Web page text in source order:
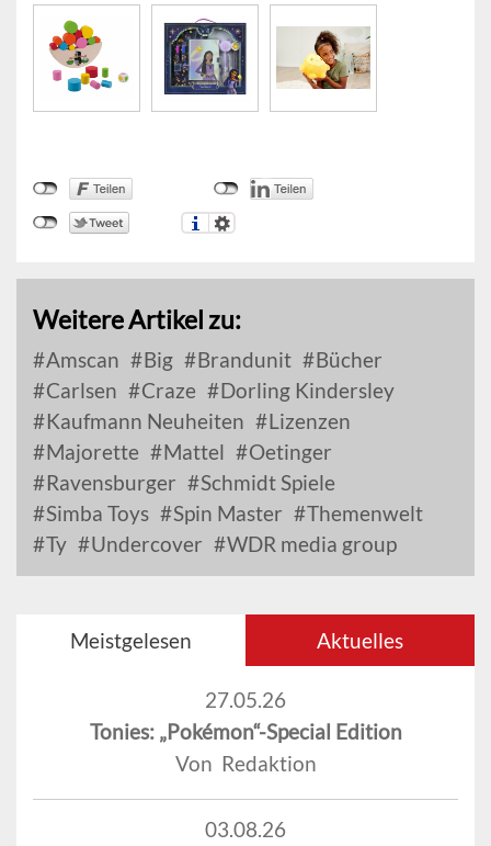
Weitere Artikel zu:
Amscan Big Brandunit
Bücher
Carlsen
Craze
Dorling Kindersley
Kaufmann Neuheiten
Lizenzen
Majorette
Mattel
Oetinger
Ravensburger
Schmidt Spiele
Simba Toys
Spin Master
Themenwelt
Ty
Undercover WDR media group
Meistgelesen Aktuelles
27.05.26
Tonies: „Pokémon“-Special Edition
Von Redaktion
03.08.26